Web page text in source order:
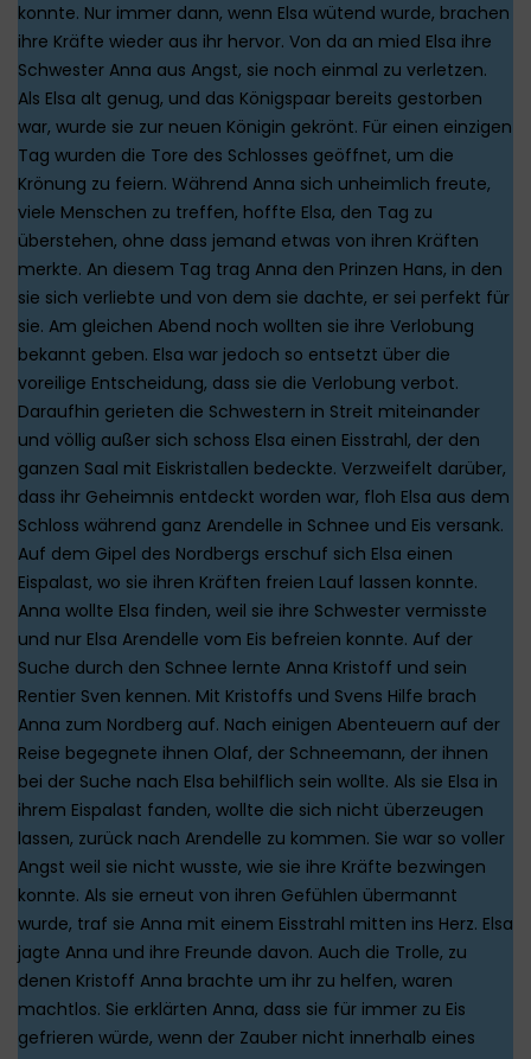
konnte. Nur immer dann, wenn Elsa wütend wurde, brachen
ihre Kräfte wieder aus ihr hervor. Von da an mied Elsa ihre
Schwester Anna aus Angst, sie noch einmal zu verletzen.
Als Elsa alt genug, und das Königspaar bereits gestorben
war, wurde sie zur neuen Königin gekrönt. Für einen einzigen
Tag wurden die Tore des Schlosses geöffnet, um die
Krönung zu feiern. Während Anna sich unheimlich freute,
viele Menschen zu treffen, hoffte Elsa, den Tag zu
überstehen, ohne dass jemand etwas von ihren Kräften
merkte. An diesem Tag trag Anna den Prinzen Hans, in den
sie sich verliebte und von dem sie dachte, er sei perfekt für
sie. Am gleichen Abend noch wollten sie ihre Verlobung
bekannt geben. Elsa war jedoch so entsetzt über die
voreilige Entscheidung, dass sie die Verlobung verbot.
Daraufhin gerieten die Schwestern in Streit miteinander
und völlig außer sich schoss Elsa einen Eisstrahl, der den
ganzen Saal mit Eiskristallen bedeckte. Verzweifelt darüber,
dass ihr Geheimnis entdeckt worden war, floh Elsa aus dem
Schloss während ganz Arendelle in Schnee und Eis versank.
Auf dem Gipel des Nordbergs erschuf sich Elsa einen
Eispalast, wo sie ihren Kräften freien Lauf lassen konnte.
Anna wollte Elsa finden, weil sie ihre Schwester vermisste
und nur Elsa Arendelle vom Eis befreien konnte. Auf der
Suche durch den Schnee lernte Anna Kristoff und sein
Rentier Sven kennen. Mit Kristoffs und Svens Hilfe brach
Anna zum Nordberg auf. Nach einigen Abenteuern auf der
Reise begegnete ihnen Olaf, der Schneemann, der ihnen
bei der Suche nach Elsa behilflich sein wollte. Als sie Elsa in
ihrem Eispalast fanden, wollte die sich nicht überzeugen
lassen, zurück nach Arendelle zu kommen. Sie war so voller
Angst weil sie nicht wusste, wie sie ihre Kräfte bezwingen
konnte. Als sie erneut von ihren Gefühlen übermannt
wurde, traf sie Anna mit einem Eisstrahl mitten ins Herz. Elsa
jagte Anna und ihre Freunde davon. Auch die Trolle, zu
denen Kristoff Anna brachte um ihr zu helfen, waren
machtlos. Sie erklärten Anna, dass sie für immer zu Eis
gefrieren würde, wenn der Zauber nicht innerhalb eines